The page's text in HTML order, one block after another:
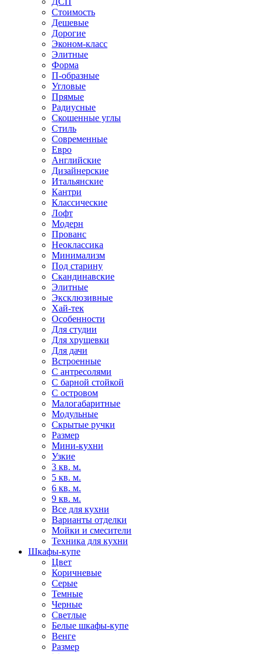
Стоимость
Дешевые
Дорогие
Эконом-класс
Элитные
Форма
П-образные
Угловые
Прямые
Радиусные
Скошенные углы
Стиль
Современные
Евро
Английские
Дизайнерские
Итальянские
Кантри
Классические
Лофт
Модерн
Прованс
Неоклассика
Минимализм
Под старину
Скандинавские
Элитные
Эксклюзивные
Хай-тек
Особенности
Для студии
Для хрущевки
Для дачи
Встроенные
С антресолями
С барной стойкой
С островом
Малогабаритные
Модульные
Скрытые ручки
Размер
Мини-кухни
Узкие
3 кв. м.
5 кв. м.
6 кв. м.
9 кв. м.
Все для кухни
Варианты отделки
Мойки и смесители
Техника для кухни
Шкафы-купе
Цвет
Коричневые
Серые
Темные
Черные
Светлые
Белые шкафы-купе
Венге
Размер